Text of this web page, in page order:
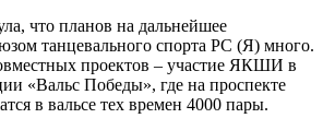
что планов на дальнейшее
танцевального спорта РС (Я) много.
проектов – участие ЯКШИ в
«Вальс Победы», где на проспекте
в вальсе тех времен 4000 пары.